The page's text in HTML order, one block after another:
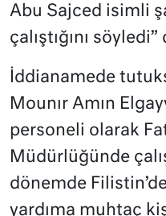
Abu Sajced isimli
çalıştığını söyledi”
İddianamede
Mounır Amın
personeli olarak
Müdürlüğünde
dönemde
yardıma muhtaç